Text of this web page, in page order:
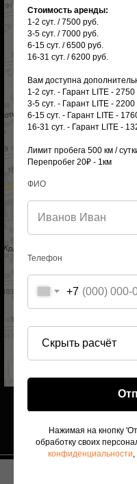
Стоимость аренды:
1-2 сут. / 7500 руб.
3-5 сут. / 7000 руб.
6-15 сут. / 6500 руб.
16-31 сут. / 6200 руб.
Вам доступна
1-2 сут. - Гарант LITE -
3-5 сут. - Гарант LITE -
6-15 сут. - Гарант LITE -
16-31 сут. - Гарант LITE -
Лимит пробега 500 км /
Перепробег 20₽ - 1км
ФИО
Телефон
+7
Нажимая на кнопку
обработку своих
конфиденциальности